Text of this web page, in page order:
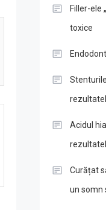
Filler-ele
toxice
Acidul
Curățat
un somn